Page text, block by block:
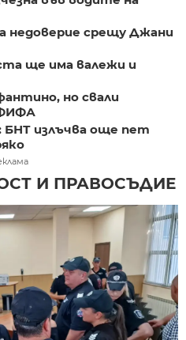
недоверие срещу Джани
ще има валежи и
но свали
БНТ излъчва още пет
И ПРАВОСЪДИЕ